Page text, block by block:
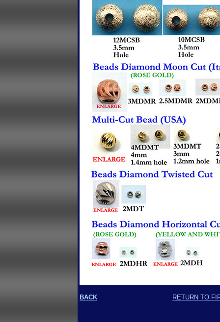
BACK RETURN TO